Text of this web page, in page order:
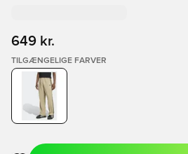
649 kr.
TILGÆNGELIGE FARVER